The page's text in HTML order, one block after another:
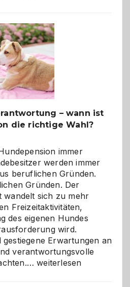
– wann ist
die richtige Wahl?
immer
werden immer
beruflichen Gründen.
Gründen. Der
wandelt sich zu mehr
Freizeitaktivitäten,
des eigenen Hundes
wird.
Erwartungen an
verantwortungsvolle
Betreuung
weiterlesen